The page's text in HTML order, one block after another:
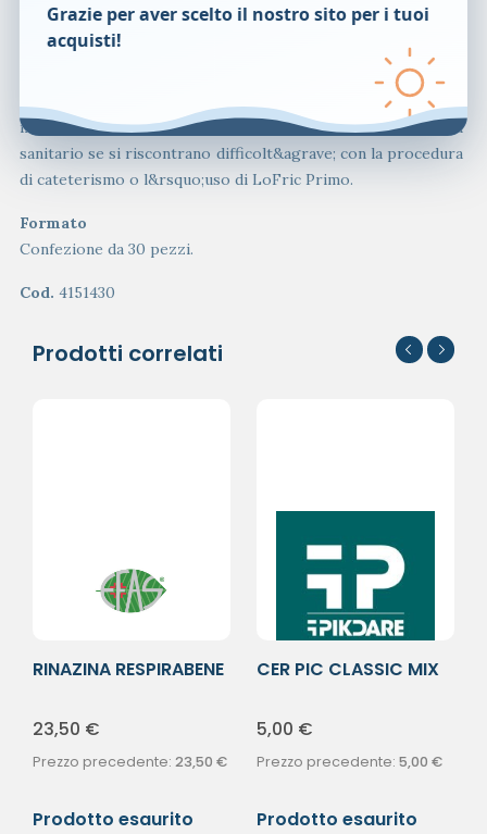
Avvertenze
I cateteri LoFric devono essere prescritti da un
professionista sanitario, selezionando il tipo e le dimensioni
del catetere pi&ugrave; adatti in base alle esigenze
individuali della paziente. Consultare il professionista
sanitario se si riscontrano difficolt&agrave; con la procedura
di cateterismo o l&rsquo;uso di LoFric Primo.
Formato
Confezione da 30 pezzi.
Cod. 4151430
Prodotti correlati
RINAZINA RESPIRABENE
23,50 €
Prezzo precedente: 23,50 €
Prodotto esaurito
CER PIC CLASSIC MIX
5,00 €
Prezzo precedente: 5,00 €
Prodotto esaurito
Grazie per aver scelto il nostro sito per i tuoi
acquisti!